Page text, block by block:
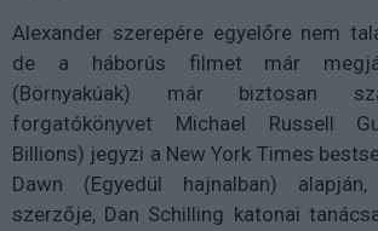
Alexander szerepére egyelőre nem
de a háborús filmet már
(Börnyakúak) már biztosan
forgatókönyvet Michael Russell
Billions) jegyzi a New York Times
Dawn (Egyedül hajnalban)
szerzője, Dan Schilling katonai